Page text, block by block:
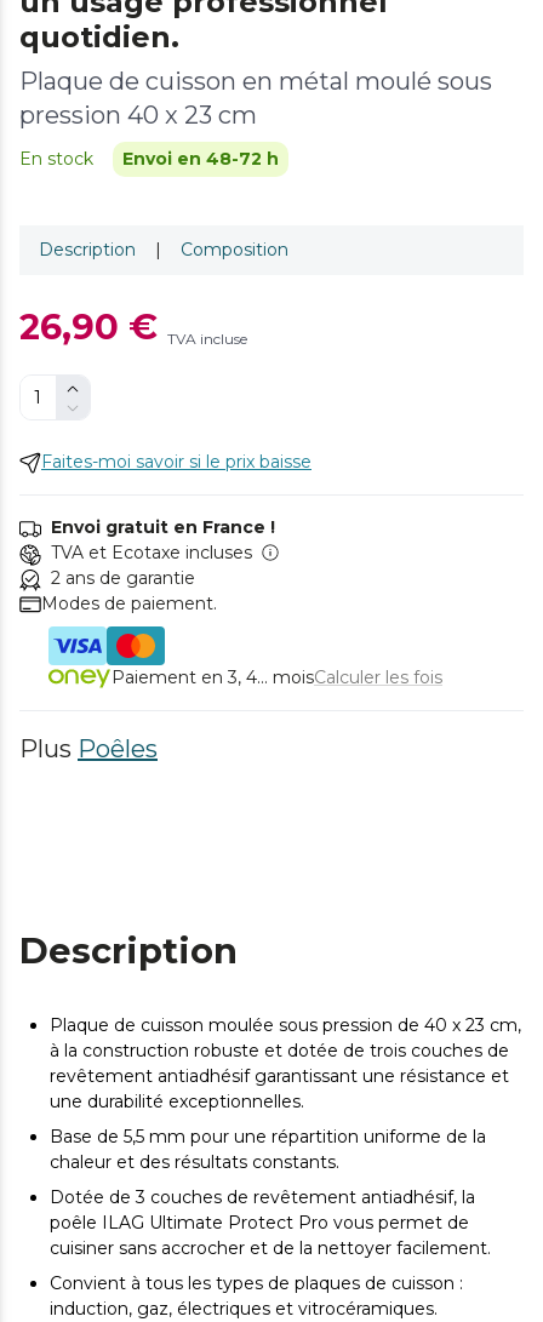
quotidien.
Plaque de cuisson en métal moulé sous
pression 40 x 23 cm
En stock Envoi en 48-72 h
Description Composition
26,90 € TVA incluse
Faites-moi savoir si le prix baisse
Envoi gratuit en France !
TVA et Ecotaxe incluses
2 ans de garantie
Modes de paiement.
Paiement en 3, 4... moisCalculer les fois
Plus Poêles
Description
Plaque de cuisson moulée sous pression de 40 x 23 cm,
à la construction robuste et dotée de trois couches de
revêtement antiadhésif garantissant une résistance et
une durabilité exceptionnelles.
Base de 5,5 mm pour une répartition uniforme de la
chaleur et des résultats constants.
Dotée de 3 couches de revêtement antiadhésif, la
poêle ILAG Ultimate Protect Pro vous permet de
cuisiner sans accrocher et de la nettoyer facilement.
Convient à tous les types de plaques de cuisson :
induction, gaz, électriques et vitrocéramiques.